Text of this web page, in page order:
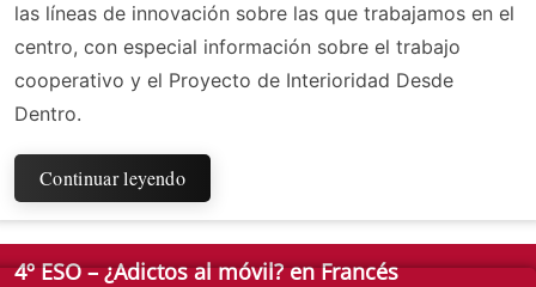
las líneas de innovación sobre las que trabajamos en el
centro, con especial información sobre el trabajo
cooperativo y el Proyecto de Interioridad Desde
Dentro.
Continuar leyendo
4º ESO – ¿Adictos al móvil? en Francés